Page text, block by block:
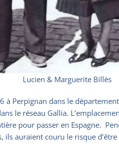
Lucien & Marguerite Billès
Perpignan dans le
le réseau Gallia.
pour passer en Espagne.
ils auraient couru le risque